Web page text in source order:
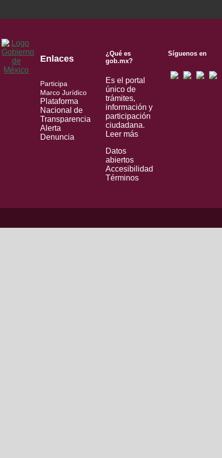
Enlaces
Participa
Marco Jurídico
Plataforma
Nacional de
Transparencia
Alerta
Denuncia
¿Qué es
gob.mx?
Es el portal
único de
trámites,
información y
participación
ciudadana.
Leer más
Datos
abiertos
Accesibilidad
Términos
Síguenos en